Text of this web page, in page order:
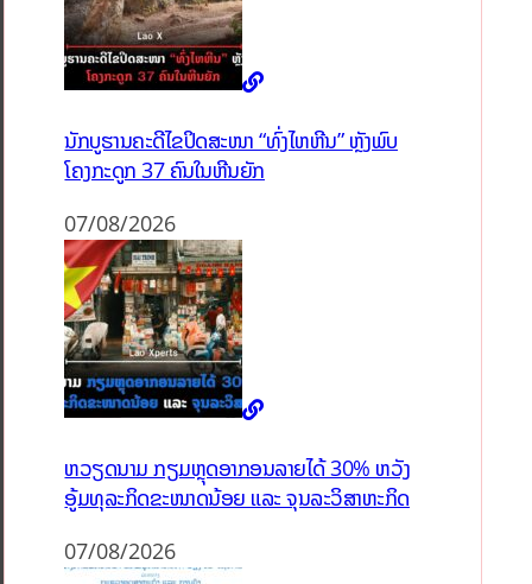
ນັກບູຮານຄະດີໄຂປິດສະໜາ “ທົ່ງໄຫຫີນ” ຫຼັງພົບ
ໂຄງກະດູກ 37 ຄົນໃນຫີນຍັກ
07/08/2026
ຫວຽດນາມ ກຽມຫຼຸດອາກອນລາຍໄດ້ 30% ຫວັງ
ອູ້ມທຸລະກິດຂະໜາດນ້ອຍ ແລະ ຈຸນລະວິສາຫະກິດ
07/08/2026